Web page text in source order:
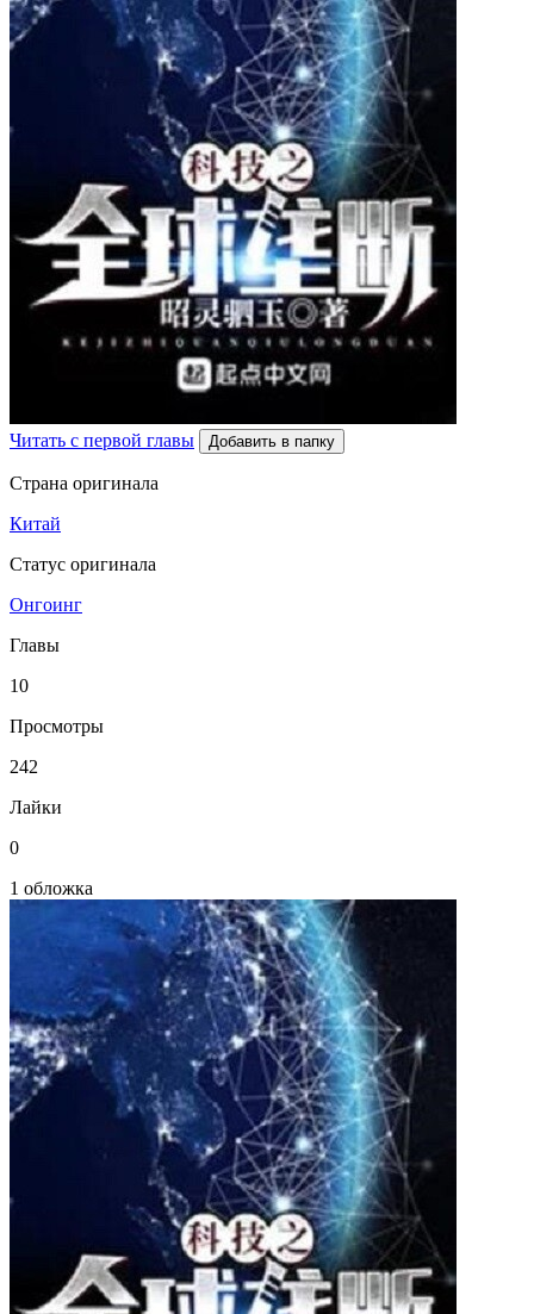
Читать с первой главы Добавить в папку
Страна оригинала
Китай
Статус оригинала
Онгоинг
Главы
10
Просмотры
242
Лайки
0
1 обложка